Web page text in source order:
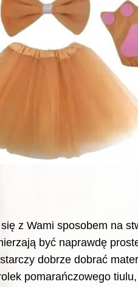
z Wami sposobem na
być naprawdę
dobrze dobrać
pomarańczowego